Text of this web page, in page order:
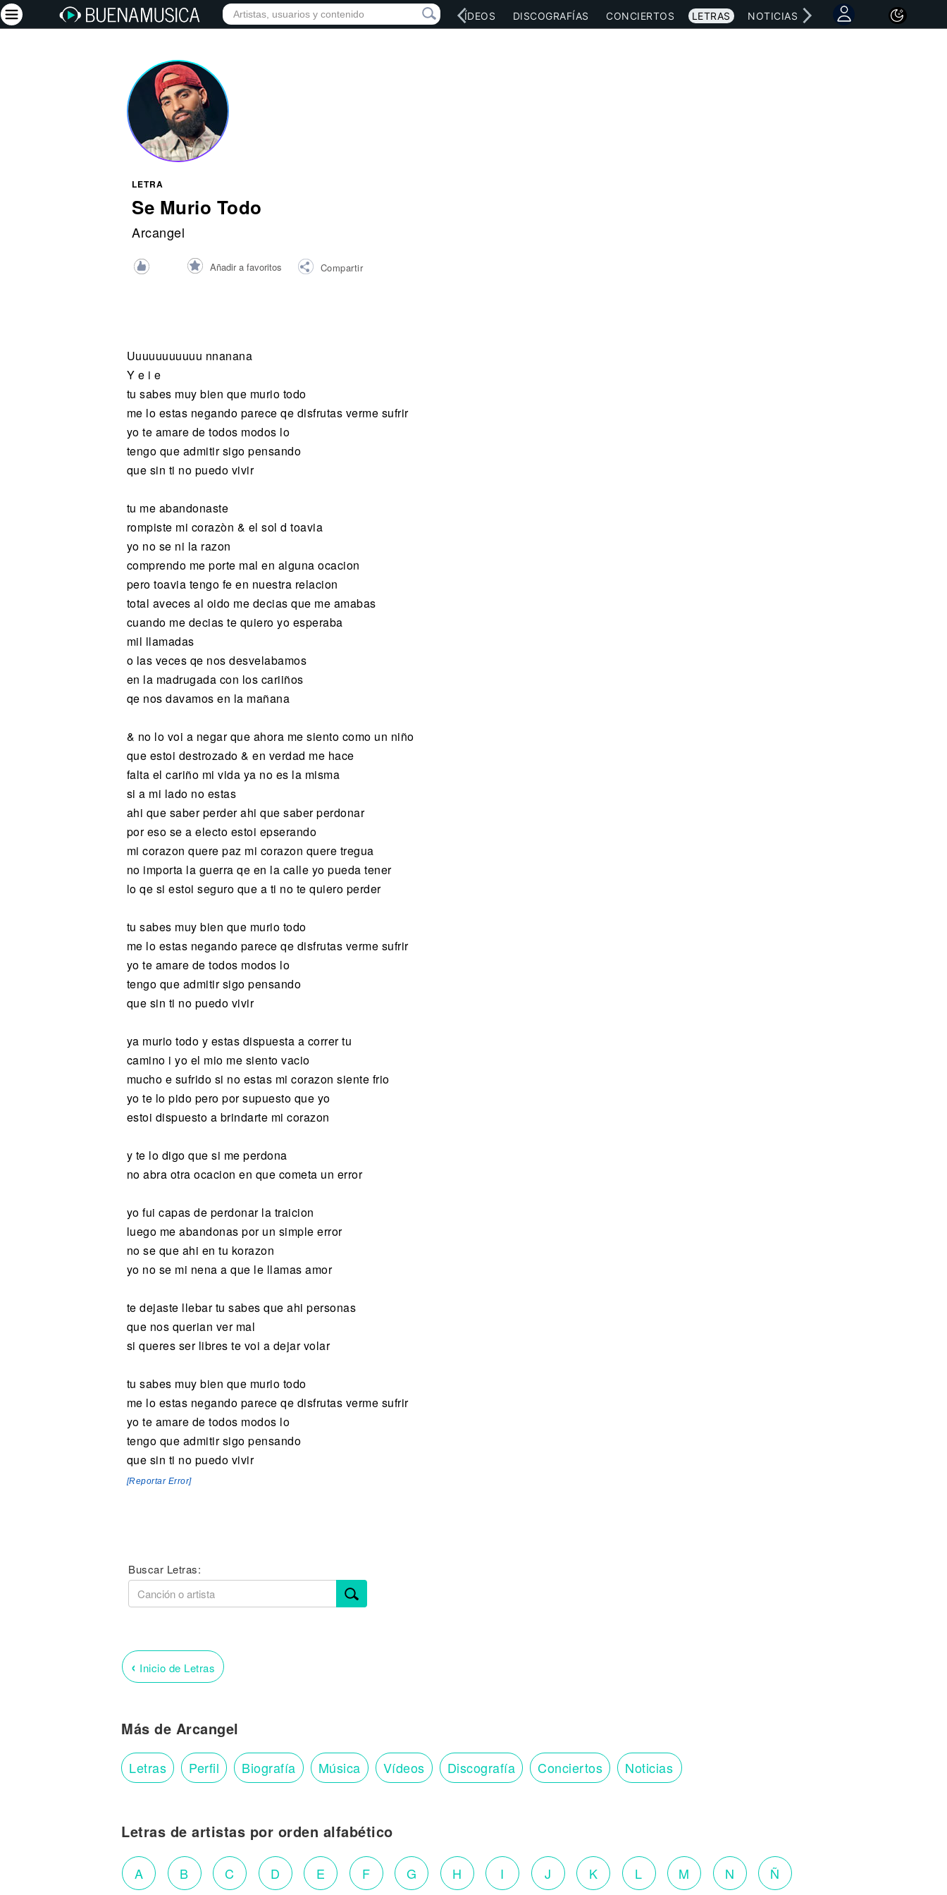
INICIO ARTISTAS RED SOCIAL MÚSICA VÍDEOS DISCOGRAFÍAS CONCIERTOS LETRAS NOTICIAS
LETRA
Se Murio Todo
Arcangel
Añadir a favoritos Compartir
Uuuuuuuuuuu nnanana
Y e i e
tu sabes muy bien que murio todo
me lo estas negando parece qe disfrutas verme sufrir
yo te amare de todos modos lo
tengo que admitir sigo pensando
que sin ti no puedo vivir
tu me abandonaste
rompiste mi corazòn & el sol d toavia
yo no se ni la razon
comprendo me porte mal en alguna ocacion
pero toavia tengo fe en nuestra relacion
total aveces al oido me decias que me amabas
cuando me decias te quiero yo esperaba
mil llamadas
o las veces qe nos desvelabamos
en la madrugada con los cariiños
qe nos davamos en la mañana
& no lo voi a negar que ahora me siento como un niño
que estoi destrozado & en verdad me hace
falta el cariño mi vida ya no es la misma
si a mi lado no estas
ahi que saber perder ahi que saber perdonar
por eso se a electo estoi epserando
mi corazon quere paz mi corazon quere tregua
no importa la guerra qe en la calle yo pueda tener
lo qe si estoi seguro que a ti no te quiero perder
tu sabes muy bien que murio todo
me lo estas negando parece qe disfrutas verme sufrir
yo te amare de todos modos lo
tengo que admitir sigo pensando
que sin ti no puedo vivir
ya murio todo y estas dispuesta a correr tu
camino i yo el mio me siento vacio
mucho e sufrido si no estas mi corazon siente frio
yo te lo pido pero por supuesto que yo
estoi dispuesto a brindarte mi corazon
y te lo digo que si me perdona
no abra otra ocacion en que cometa un error
yo fui capas de perdonar la traicion
luego me abandonas por un simple error
no se que ahi en tu korazon
yo no se mi nena a que le llamas amor
te dejaste llebar tu sabes que ahi personas
que nos querian ver mal
si queres ser libres te voi a dejar volar
tu sabes muy bien que murio todo
me lo estas negando parece qe disfrutas verme sufrir
yo te amare de todos modos lo
tengo que admitir sigo pensando
que sin ti no puedo vivir
[Reportar Error]
Buscar Letras:
‹ Inicio de Letras
Más de Arcangel
Letras Perfil Biografía Música Vídeos Discografía Conciertos Noticias
Letras de artistas por orden alfabético
A B C D E F G H I J K L M N Ñ